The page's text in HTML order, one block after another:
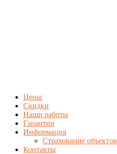
Цены
Скидки
Наши работы
Гарантии
Информация
Страхование объектов
Контакты